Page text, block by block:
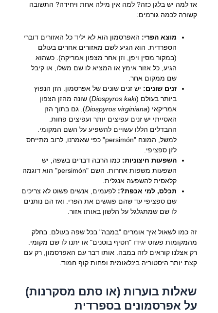
אז למה יש בלגן כזה? למה אין מילה אחת ויחידה? התשובה
קשורה לכמה גורמים:
מוצא הפרי: האפרסמון הוא לא יליד כל האזורים דוברי
הספרדית. הוא הגיע לשם מאזורים אחרים בעולם
(במקור מסין ויפן, וזן אחר מצפון אמריקה). כשהוא
הגיע, כל אזור אימץ או המציא לו שם משלו, או קיבל
שם ממקום אחר.
זנים שונים: יש זנים שונים של אפרסמון. הזן הנפוץ
ביותר בעולם (Diospyros kaki) שונה מהזן הצפון
אמריקאי (Diospyros virginiana). גם בתוך הזן
האסייתי יש זנים עפיצים יותר ועפיצים פחות.
ההבדלים הללו עשויים להשפיע על השם המקומי.
למשל, המונח "persimón" כפי שאמרנו, לרוב מתייחס
לזן ספציפי.
השפעות חיצוניות: כמו הרבה דברים בשפה, יש
השפעות משפות אחרות. השם "persimón" הוא דוגמה
קלאסית להשפעה אנגלית.
תכלס, למי אכפת?: לפעמים, אנשים פשוט לא צריכים
שם ספציפי עד שהם פוגשים את הפרי. ואז הם נותנים
לו שם שמתגלגל על הלשון באותו אזור.
זה כמו לשאול איך אומרים "במבה" בכל שפה בעולם. בחלק
מהמקומות פשוט יגידו "חטיף בוטנים" או יתנו לו שם מקומי.
רק אצלנו קוראים לזה במבה. אותו דבר עם האפרסמון, רק עם
קצת יותר היסטוריה בינלאומית ופחות קוף חמוד.
שאלות בוערות (או סתם מסקרנות)
על אפרסמונים בספרדית